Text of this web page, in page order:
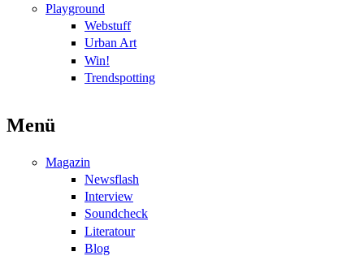
Playground
Webstuff
Urban Art
Win!
Trendspotting
Menü
Magazin
Newsflash
Interview
Soundcheck
Literatour
Blog